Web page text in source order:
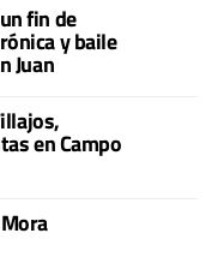
fin de
y baile
Juan
en Campo